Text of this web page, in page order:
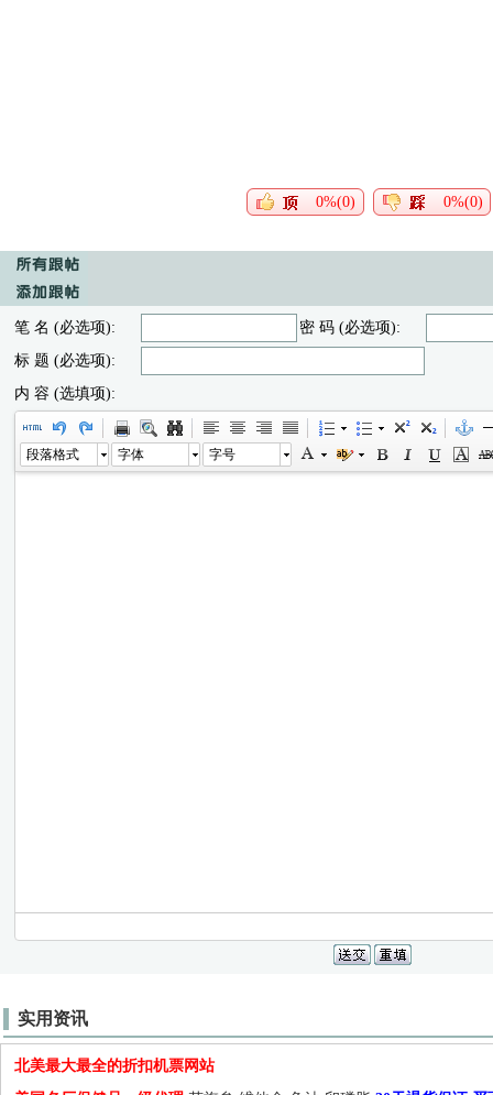
0%(0) 0%(0)
笔 名 (必选项):
密 码 (必选项):
标 题 (必选项):
内 容 (选填项):
段落格式 字体 字号
实用资讯
北美最大最全的折扣机票网站